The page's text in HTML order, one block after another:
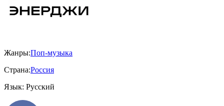
Жанры:Поп-музыка
Страна:Россия
Язык: Русский